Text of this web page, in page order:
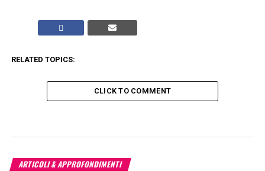
RELATED TOPICS:
CLICK TO COMMENT
ARTICOLI & APPROFONDIMENTI